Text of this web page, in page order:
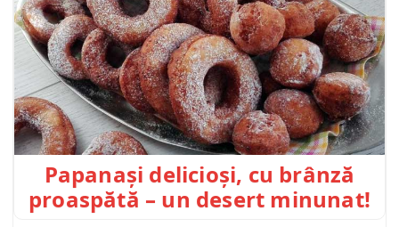
Papanași delicioși, cu brânză
proaspătă – un desert minunat!